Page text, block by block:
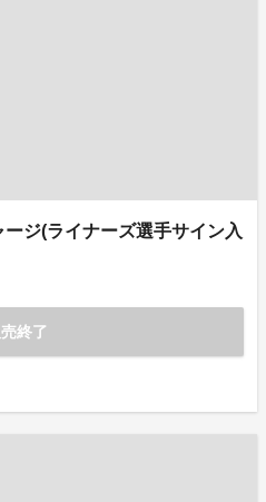
ジ(ライナーズ選手サイン入
終了